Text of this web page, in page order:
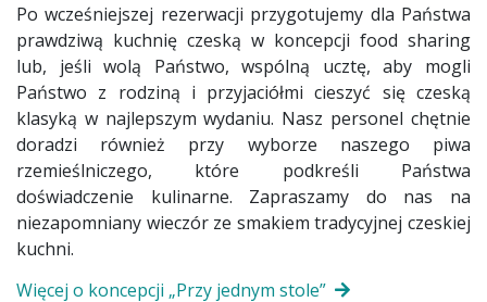
Po wcześniejszej rezerwacji przygotujemy dla Państwa
prawdziwą kuchnię czeską w koncepcji food sharing
lub, jeśli wolą Państwo, wspólną ucztę, aby mogli
Państwo z rodziną i przyjaciółmi cieszyć się czeską
klasyką w najlepszym wydaniu. Nasz personel chętnie
doradzi również przy wyborze naszego piwa
rzemieślniczego, które podkreśli Państwa
doświadczenie kulinarne. Zapraszamy do nas na
niezapomniany wieczór ze smakiem tradycyjnej czeskiej
kuchni.
Więcej o koncepcji „Przy jednym stole”